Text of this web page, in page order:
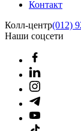
Контакт
Колл-центр(012)
Наши соцсети